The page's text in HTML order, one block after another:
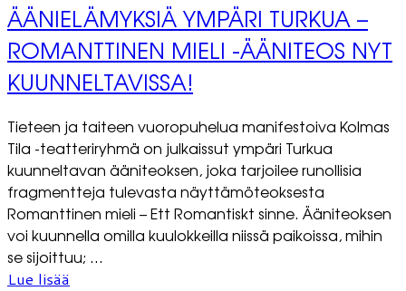
ÄÄNIELÄMYKSIÄ YMPÄRI TURKUA –
ROMANTTINEN MIELI -ÄÄNITEOS NYT
KUUNNELTAVISSA!
Tieteen ja taiteen vuoropuhelua manifestoiva Kolmas
Tila -teatteriryhmä on julkaissut ympäri Turkua
kuunneltavan ääniteoksen, joka tarjoilee runollisia
fragmentteja tulevasta näyttämöteoksesta
Romanttinen mieli – Ett Romantiskt sinne. Ääniteoksen
voi kuunnella omilla kuulokkeilla niissä paikoissa, mihin
se sijoittuu; ...
Lue lisää